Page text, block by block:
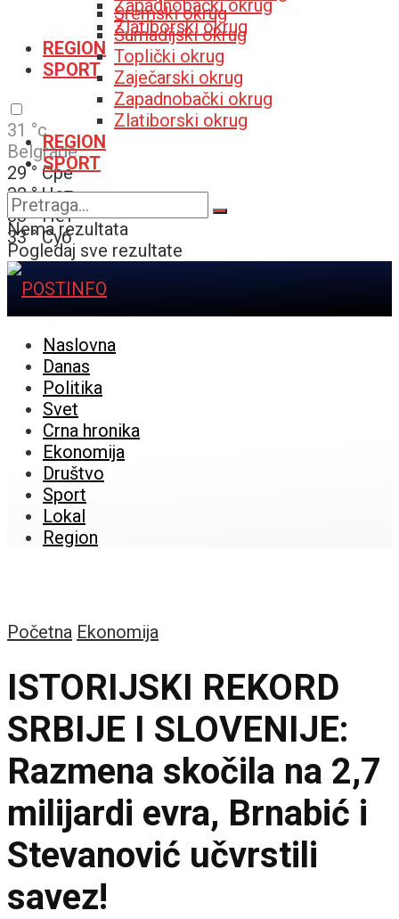
Zapadnobački okrug
Zlatiborski okrug
REGION
SPORT
31 °c
Belgrade
29 ° Сре
32 ° Чет
33 ° Пет
33 ° Суб
Sremski okrug
Šumadijski okrug
Toplički okrug
Zaječarski okrug
Zapadnobački okrug
Zlatiborski okrug
REGION
SPORT
Nema rezultata
Pogledaj sve rezultate
Naslovna
Danas
Politika
Svet
Crna hronika
Ekonomija
Društvo
Sport
Lokal
Region
Početna Ekonomija
ISTORIJSKI REKORD
SRBIJE I SLOVENIJE:
Razmena skočila na 2,7
milijardi evra, Brnabić i
Stevanović učvrstili
savez!